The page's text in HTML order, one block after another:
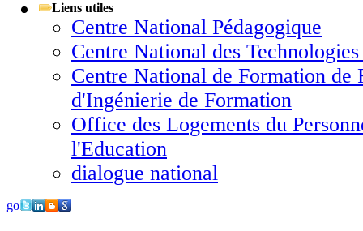
Liens utiles
Centre National Pédagogique
Centre National des
Centre National de Formation de
d'Ingénierie de Formation
Office des Logements du
l'Education
dialogue national